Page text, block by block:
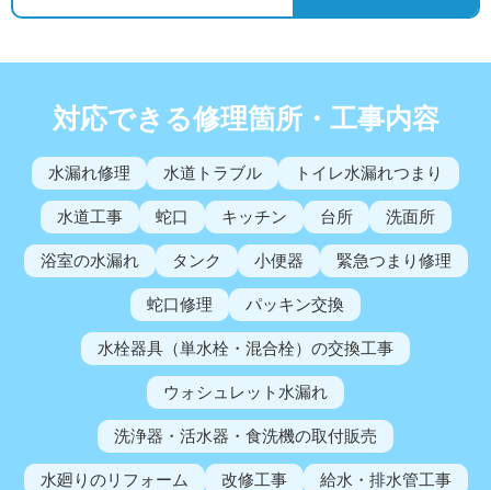
対応できる修理箇所・工事内容
水漏れ修理 水道トラブル トイレ水漏れつまり
水道工事 蛇口 キッチン 台所 洗面所
浴室の水漏れ タンク 小便器 緊急つまり修理
蛇口修理 パッキン交換
水栓器具（単水栓・混合栓）の交換工事
ウォシュレット水漏れ
洗浄器・活水器・食洗機の取付販売
水廻りのリフォーム 改修工事 給水・排水管工事